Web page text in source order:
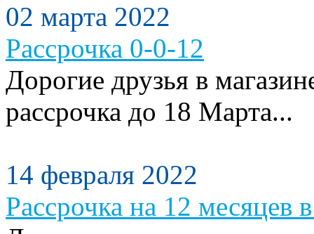
02 марта 2022
Рассрочка 0-0-12
Дорогие друзья в
рассрочка до 18 Марта...
14 февраля 2022
Рассрочка на 12 месяцев